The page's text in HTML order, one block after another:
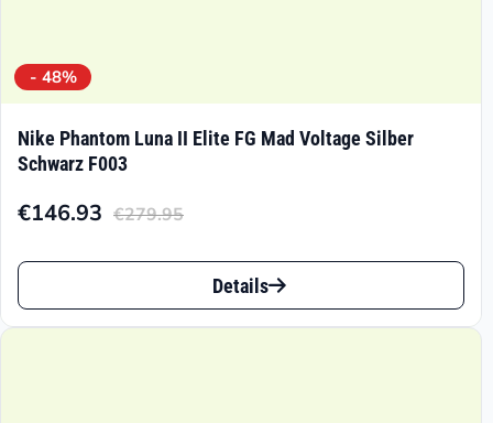
- 48%
Nike Phantom Luna II Elite FG Mad Voltage Silber
Schwarz F003
€279.95
Ursprünglicher
Preis
€279.95
€146.93
Aktueller
Preis
€146.93.
Dieses
Produkt
Details